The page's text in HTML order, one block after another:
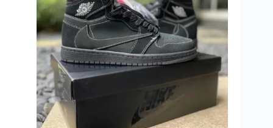
en
la
página
de
producto